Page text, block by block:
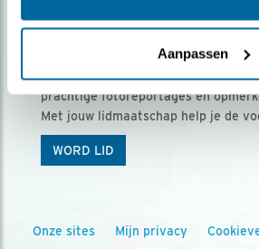
Aanpassen
Ontvang 5 x Vogels voor €
Vogels is het tijdschrift voor onze
prachtige fotoreportages en
Met jouw lidmaatschap help je de
WORD LID
Onze sites Mijn privacy